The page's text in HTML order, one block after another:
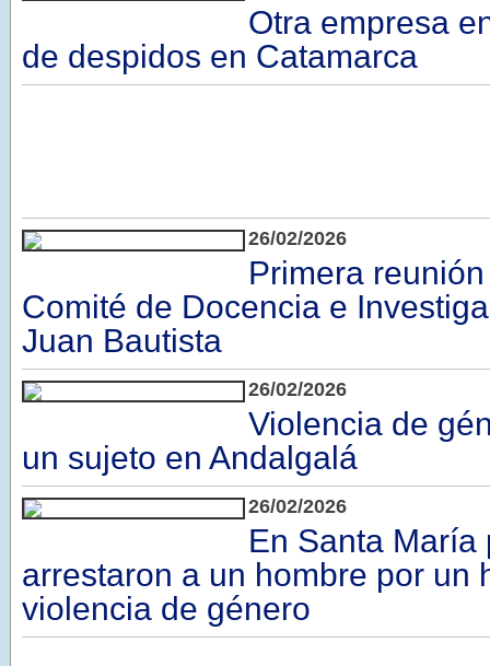
Otra empresa
de despidos en Catamarca
26/02/2026
Primera
Comité de Docencia e
Juan Bautista
26/02/2026
Violencia de
un sujeto en Andalgalá
26/02/2026
En Santa María
arrestaron a un hombre por un
violencia de género